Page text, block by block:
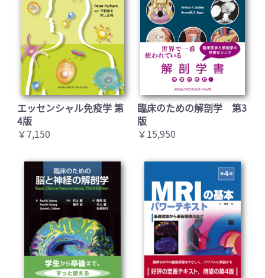
エッセンシャル免疫学 第
4版
￥7,150
臨床のための解剖学 第3
版
￥15,950